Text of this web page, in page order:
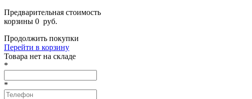
Предварительная стоимость
корзины 0 руб.
Продолжить покупки
Перейти в корзину
Товарa нет на складе
*
*